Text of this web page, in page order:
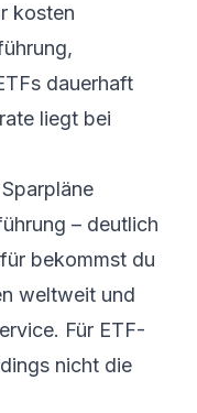
kosten
dauerhaft
liegt bei
– deutlich
bekommst du
weltweit und
Für ETF-
nicht die